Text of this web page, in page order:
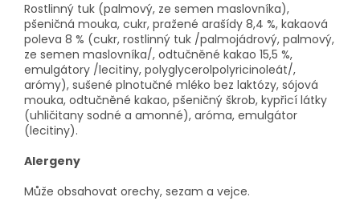
Rostlinný tuk (palmový, ze semen maslovníka),
pšeničná mouka, cukr, pražené arašídy 8,4 %, kakaová
poleva 8 % (cukr, rostlinný tuk /palmojádrový, palmový,
ze semen maslovníka/, odtučněné kakao 15,5 %,
emulgátory /lecitiny, polyglycerolpolyricinoleát/,
arómy), sušené plnotučné mléko bez laktózy, sójová
mouka, odtučněné kakao, pšeničný škrob, kypřicí látky
(uhličitany sodné a amonné), aróma, emulgátor
(lecitiny).
Alergeny
Může obsahovat orechy, sezam a vejce.